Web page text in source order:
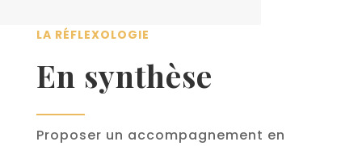
LA RÉFLEXOLOGIE
En synthèse
Proposer un accompagnement en